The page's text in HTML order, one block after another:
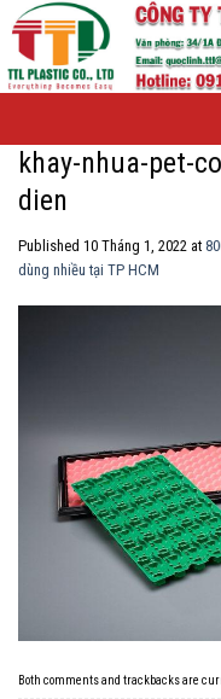
Skip
content
khay-nhua-pet-
dien
Published 10 Tháng 1, 2022 at
dùng nhiều tại TP HCM
Both comments and trackbacks are